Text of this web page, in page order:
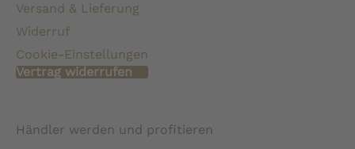
Versand & Lieferung
Widerruf
Cookie-Einstellungen
Vertrag widerrufen
Händler werden und profitieren